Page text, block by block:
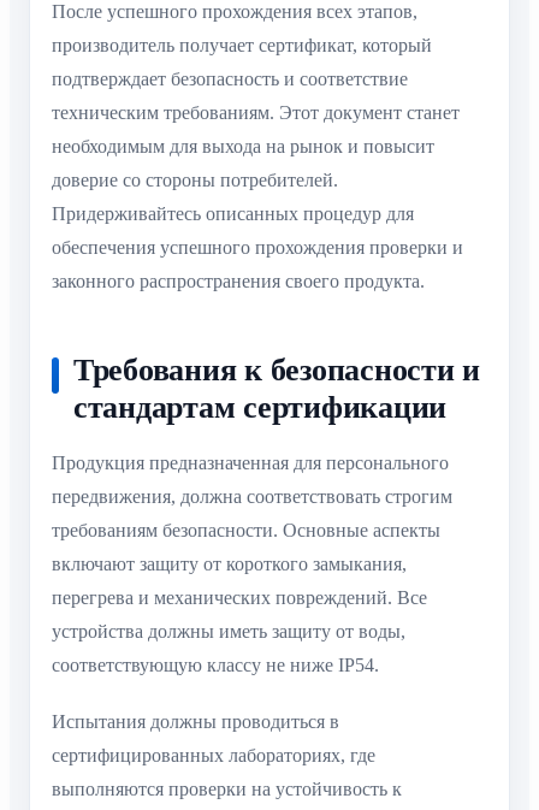
После успешного прохождения всех этапов,
производитель получает сертификат, который
подтверждает безопасность и соответствие
техническим требованиям. Этот документ станет
необходимым для выхода на рынок и повысит
доверие со стороны потребителей.
Придерживайтесь описанных процедур для
обеспечения успешного прохождения проверки и
законного распространения своего продукта.
Требования к безопасности и
стандартам сертификации
Продукция предназначенная для персонального
передвижения, должна соответствовать строгим
требованиям безопасности. Основные аспекты
включают защиту от короткого замыкания,
перегрева и механических повреждений. Все
устройства должны иметь защиту от воды,
соответствующую классу не ниже IP54.
Испытания должны проводиться в
сертифицированных лабораториях, где
выполняются проверки на устойчивость к